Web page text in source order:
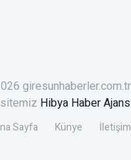
giresunhaberler.com.tr
sitemiz Hibya Haber
Sayfa Künye İletişim